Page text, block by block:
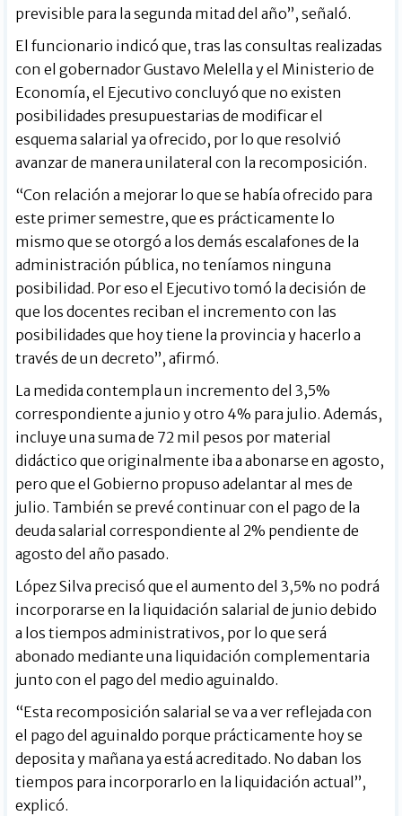
previsible para la segunda mitad del año”, señaló.
El funcionario indicó que, tras las consultas realizadas
con el gobernador Gustavo Melella y el Ministerio de
Economía, el Ejecutivo concluyó que no existen
posibilidades presupuestarias de modificar el
esquema salarial ya ofrecido, por lo que resolvió
avanzar de manera unilateral con la recomposición.
“Con relación a mejorar lo que se había ofrecido para
este primer semestre, que es prácticamente lo
mismo que se otorgó a los demás escalafones de la
administración pública, no teníamos ninguna
posibilidad. Por eso el Ejecutivo tomó la decisión de
que los docentes reciban el incremento con las
posibilidades que hoy tiene la provincia y hacerlo a
través de un decreto”, afirmó.
La medida contempla un incremento del 3,5%
correspondiente a junio y otro 4% para julio. Además,
incluye una suma de 72 mil pesos por material
didáctico que originalmente iba a abonarse en agosto,
pero que el Gobierno propuso adelantar al mes de
julio. También se prevé continuar con el pago de la
deuda salarial correspondiente al 2% pendiente de
agosto del año pasado.
López Silva precisó que el aumento del 3,5% no podrá
incorporarse en la liquidación salarial de junio debido
a los tiempos administrativos, por lo que será
abonado mediante una liquidación complementaria
junto con el pago del medio aguinaldo.
“Esta recomposición salarial se va a ver reflejada con
el pago del aguinaldo porque prácticamente hoy se
deposita y mañana ya está acreditado. No daban los
tiempos para incorporarlo en la liquidación actual”,
explicó.